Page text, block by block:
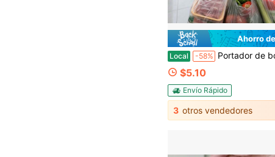
Ahorro
Local -58% Portador de bolsas de comestibles de uso rudo, herramienta de transporte de acero inoxidable duradera, agarre cómodo que reduce la presión en la mano, capacidad de carga
$5.10
Envío Rápido
3 otros vendedores